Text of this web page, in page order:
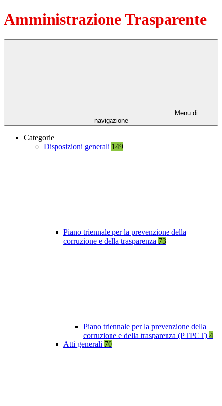
Amministrazione Trasparente
Menu di
navigazione
Categorie
Disposizioni generali 149
Piano triennale per la prevenzione della
corruzione e della trasparenza 73
Piano triennale per la prevenzione della
corruzione e della trasparenza (PTPCT) 4
Atti generali 70